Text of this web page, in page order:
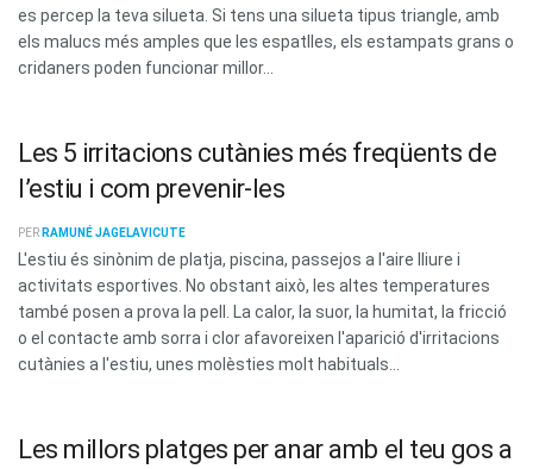
es percep la teva silueta. Si tens una silueta tipus triangle, amb
els malucs més amples que les espatlles, els estampats grans o
cridaners poden funcionar millor...
Les 5 irritacions cutànies més freqüents de
l’estiu i com prevenir-les
PER RAMUNÉ JAGELAVICUTE
L'estiu és sinònim de platja, piscina, passejos a l'aire lliure i
activitats esportives. No obstant això, les altes temperatures
també posen a prova la pell. La calor, la suor, la humitat, la fricció
o el contacte amb sorra i clor afavoreixen l'aparició d'irritacions
cutànies a l'estiu, unes molèsties molt habituals...
Les millors platges per anar amb el teu gos a